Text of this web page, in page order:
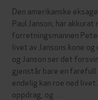
Den amerikanske
Paul Janson, har
forretningsmannen
livet av Jansons kone
og Janson ser det
gjenstår bare en
endelig kan roe ned
oppdrag, og …